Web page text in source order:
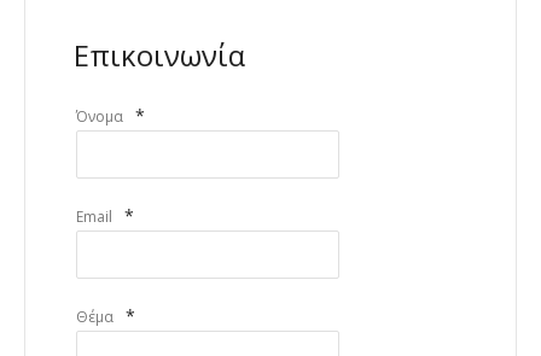
Επικοινωνία
Όνομα *
Email *
Θέμα *